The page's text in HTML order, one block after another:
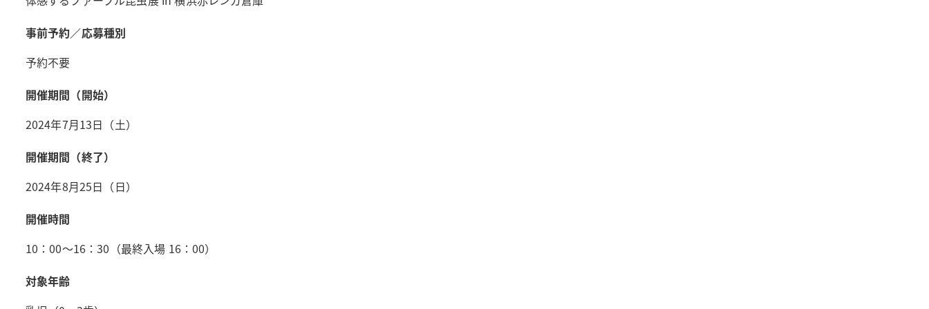
事前予約／応募種別
予約不要
開催期間（開始）
2024年7月13日（土）
開催期間（終了）
2024年8月25日（日）
開催時間
10：00～16：30（最終入場 16：00）
対象年齢